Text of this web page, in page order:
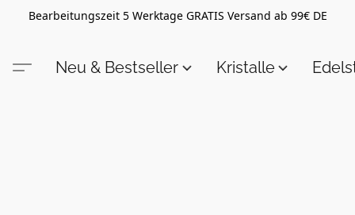
Bearbeitungszeit 5 Werktage GRATIS Versand ab 99€ DE
Neu & Bestseller Kristalle